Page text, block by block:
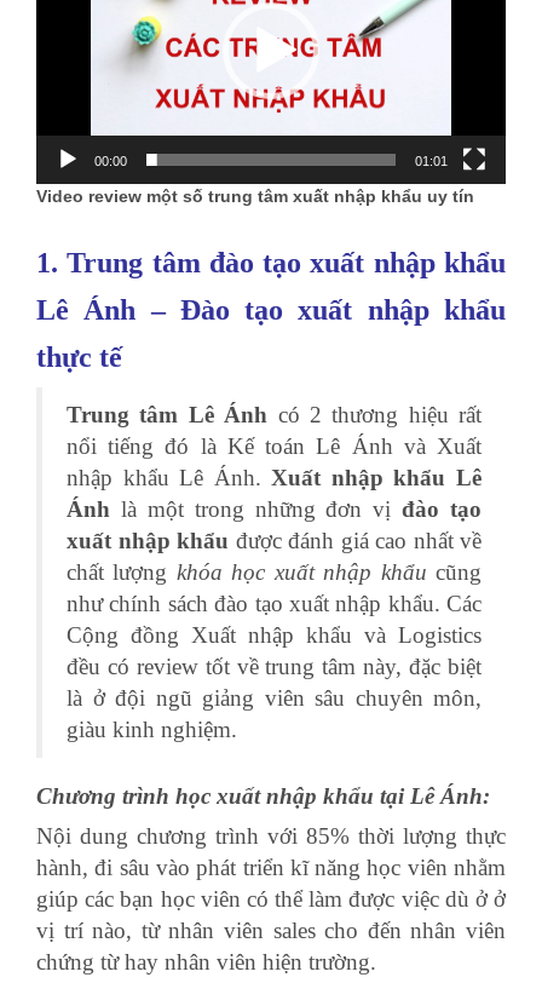
00:00 01:01
Video review một số trung tâm xuất nhập khẩu uy tín
1. Trung tâm đào tạo xuất nhập khẩu
Lê Ánh – Đào tạo xuất nhập khẩu
thực tế
Trung tâm Lê Ánh có 2 thương hiệu rất
nổi tiếng đó là Kế toán Lê Ánh và Xuất
nhập khẩu Lê Ánh.Xuất nhập khẩu Lê
Ánh là một trong những đơn vị đào tạo
xuất nhập khẩu được đánh giá cao nhất về
chất lượng khóa học xuất nhập khẩu cũng
như chính sách đào tạo xuất nhập khẩu. Các
Cộng đồng Xuất nhập khẩu và Logistics
đều có review tốt về trung tâm này, đặc biệt
là ở đội ngũ giảng viên sâu chuyên môn,
giàu kinh nghiệm.
Chương trình học xuất nhập khẩu tại Lê Ánh:
Nội dung chương trình với 85% thời lượng thực
hành, đi sâu vào phát triển kĩ năng học viên nhằm
giúp các bạn học viên có thể làm được việc dù ở ở
vị trí nào, từ nhân viên sales cho đến nhân viên
chứng từ hay nhân viên hiện trường.